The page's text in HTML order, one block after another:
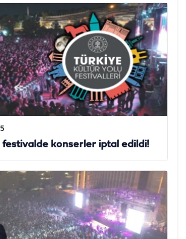
festivalde konserler iptal edildi!